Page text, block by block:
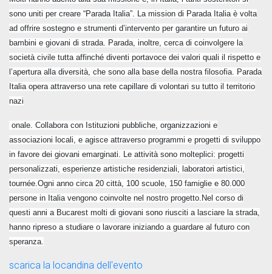
sono uniti per creare “Parada Italia”. La mission di Parada Italia è volta
ad offrire sostegno e strumenti d’intervento per garantire un futuro ai
bambini e giovani di strada. Parada, inoltre, cerca di coinvolgere la
società civile tutta affinché diventi portavoce dei valori quali il rispetto e
l’apertura alla diversità, che sono alla base della nostra filosofia. Parada
Italia opera attraverso una rete capillare di volontari su tutto il territorio
nazi
onale. Collabora con Istituzioni pubbliche, organizzazioni e
associazioni locali, e agisce attraverso programmi e progetti di sviluppo
in favore dei giovani emarginati. Le attività sono molteplici: progetti
personalizzati, esperienze artistiche residenziali, laboratori artistici,
tournée.Ogni anno circa 20 città, 100 scuole, 150 famiglie e 80.000
persone in Italia vengono coinvolte nel nostro progetto.Nel corso di
questi anni a Bucarest molti di giovani sono riusciti a lasciare la strada,
hanno ripreso a studiare o lavorare iniziando a guardare al futuro con
speranza.
scarica la locandina dell'evento